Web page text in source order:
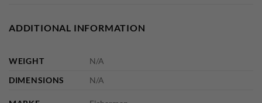
ADDITIONAL INFORMATION
WEIGHT
N/A
DIMENSIONS
N/A